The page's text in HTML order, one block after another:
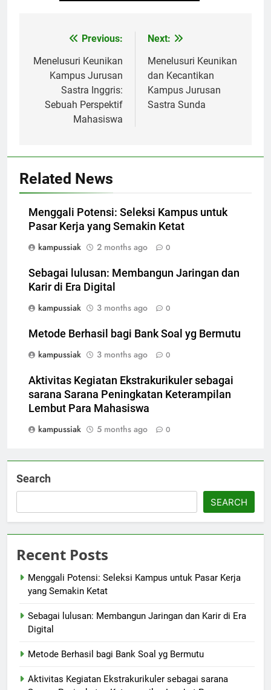
navigation
Previous:
Menelusuri Keunikan
Kampus Jurusan
Sastra Inggris:
Sebuah Perspektif
Mahasiswa
Next:
Menelusuri Keunikan
dan Kecantikan
Kampus Jurusan
Sastra Sunda
Related News
Menggali Potensi: Seleksi Kampus untuk
Pasar Kerja yang Semakin Ketat
kampussiak
2 months ago 0
Sebagai lulusan: Membangun Jaringan dan
Karir di Era Digital
kampussiak
3 months ago 0
Metode Berhasil bagi Bank Soal yg Bermutu
kampussiak
3 months ago 0
Aktivitas Kegiatan Ekstrakurikuler sebagai
sarana Sarana Peningkatan Keterampilan
Lembut Para Mahasiswa
kampussiak
5 months ago 0
Search
SEARCH
Recent Posts
Menggali Potensi: Seleksi Kampus untuk Pasar Kerja
yang Semakin Ketat
Sebagai lulusan: Membangun Jaringan dan Karir di Era
Digital
Metode Berhasil bagi Bank Soal yg Bermutu
Aktivitas Kegiatan Ekstrakurikuler sebagai sarana